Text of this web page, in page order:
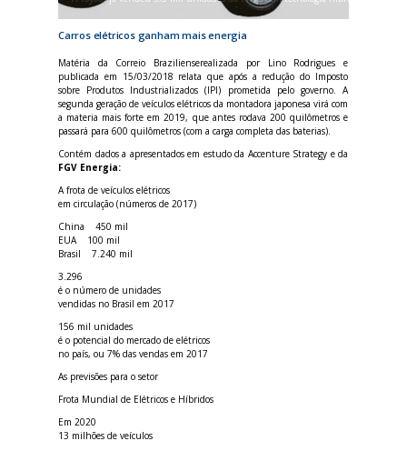
Carros elétricos ganham mais energia
Matéria da Correio Brazilienserealizada por Lino Rodrigues e
publicada em 15/03/2018 relata que após a redução do Imposto
sobre Produtos Industrializados (IPI) prometida pelo governo. A
segunda geração de veículos elétricos da montadora japonesa virá com
a materia mais forte em 2019, que antes rodava 200 quilômetros e
passará para 600 quilômetros (com a carga completa das baterias).
Contém dados a apresentados em estudo da Accenture Strategy e da
FGV Energia:
A frota de veículos elétricos
em circulação (números de 2017)
China 450 mil
EUA 100 mil
Brasil 7.240 mil
3.296
é o número de unidades
vendidas no Brasil em 2017
156 mil unidades
é o potencial do mercado de elétricos
no país, ou 7% das vendas em 2017
As previsões para o setor
Frota Mundial de Elétricos e Híbridos
Em 2020
13 milhões de veículos